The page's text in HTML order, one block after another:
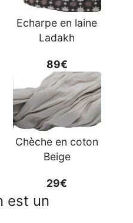
Echarpe en laine
Ladakh
89€
Chèche en coton
Beige
29€
est un